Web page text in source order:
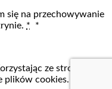
się na przechowywanie
* *
ze strony
plików cookies.